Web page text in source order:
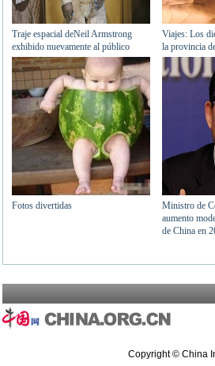
Copyright © China